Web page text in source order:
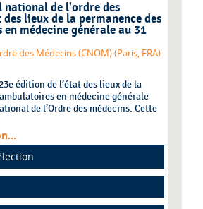
national de l'ordre des
lieux de la permanence des
médecine générale au 31
des Médecins (CNOM) (Paris, FRA)
édition de l’état des lieux de la
en médecine générale
de l’Ordre des médecins. Cette